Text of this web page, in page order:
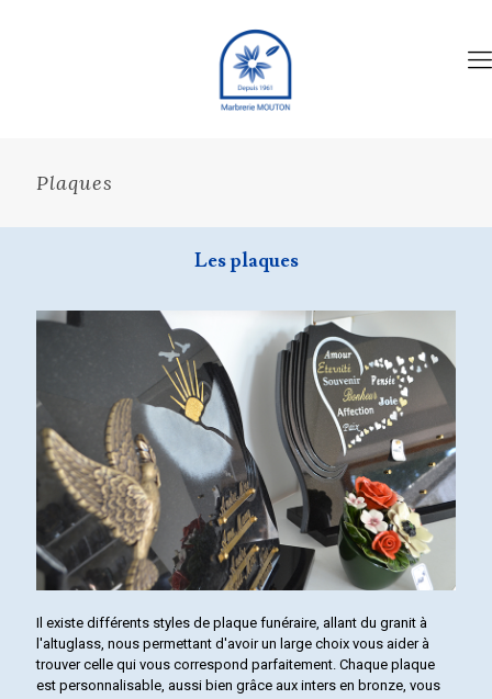
Plaques
Les plaques
Il existe différents styles de plaque funéraire, allant du granit à
l'altuglass, nous permettant d'avoir un large choix vous aider à
trouver celle qui vous correspond parfaitement. Chaque plaque
est personnalisable, aussi bien grâce aux inters en bronze, vous